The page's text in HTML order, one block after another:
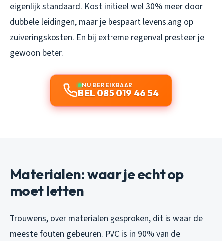
eigenlijk standaard. Kost initieel wel 30% meer door
dubbele leidingen, maar je bespaart levenslang op
zuiveringskosten. En bij extreme regenval presteer je
gewoon beter.
NU BEREIKBAAR
BEL 085 019 46 54
Materialen: waar je echt op
moet letten
Trouwens, over materialen gesproken, dit is waar de
meeste fouten gebeuren. PVC is in 90% van de